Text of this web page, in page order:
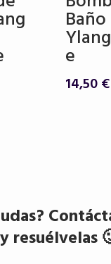
e
14,50€
resuélvelas